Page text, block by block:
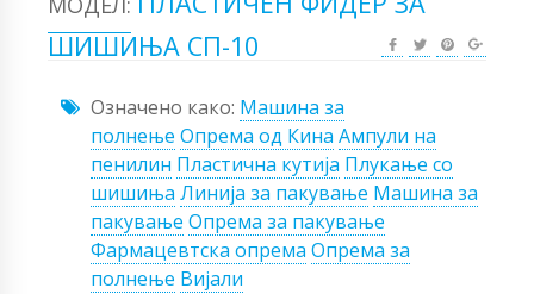
ШИШИЊА СП-10
Означено како: Машина за
полнење Опрема од Кина Ампули на
пенилин Пластична кутија Плукање со
шишиња Линија за пакување Машина за
пакување Опрема за пакување
Фармацевтска опрема Опрема за
полнење Вијали